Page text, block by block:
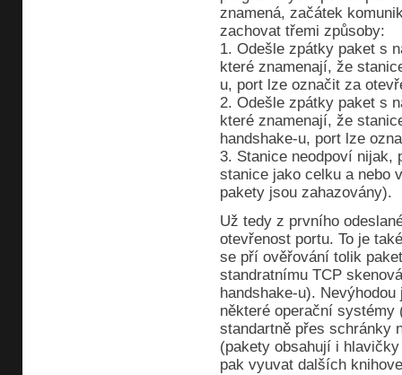
znamená, začátek
zachovat třemi způsoby:
1. Odešle zpátky paket s
které znamenají, že
u, port lze označit za
2. Odešle zpátky paket s
které znamenají, že
handshake-u, port lze
3. Stanice neodpoví nijak,
stanice jako celku a nebo
pakety jsou zahazovány).
Už tedy z prvního
otevřenost portu. To je
se pří ověřování tolik
standratnímu TCP
handshake-u).
některé operační systémy
standartně přes schránky
(pakety obsahují i
pak vyuvat dalších